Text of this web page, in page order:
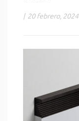
| 20 febrero, 2024